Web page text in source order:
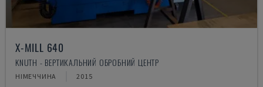
X-MILL 640
KNUTH - ВЕРТИКАЛЬНИЙ ОБРОБНИЙ ЦЕНТР
НІМЕЧЧИНА 2015